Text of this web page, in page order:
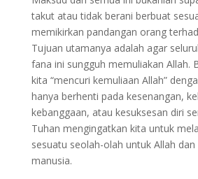
takut atau tidak berani berbuat
memikirkan pandangan orang
Tujuan utamanya adalah agar
fana ini sungguh memuliakan Allah.
kita “mencuri kemuliaan Allah”
hanya berhenti pada kesenangan,
kebanggaan, atau kesuksesan diri
Tuhan mengingatkan kita untuk
sesuatu seolah-olah untuk Allah
manusia.